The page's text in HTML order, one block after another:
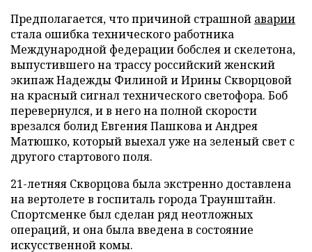
Предполагается, что причиной страшной аварии
стала ошибка технического работника
Международной федерации бобслея и скелетона,
выпустившего на трассу российский женский
экипаж Надежды Филиной и Ирины Скворцовой
на красный сигнал технического светофора. Боб
перевернулся, и в него на полной скорости
врезался болид Евгения Пашкова и Андрея
Матюшко, который выехал уже на зеленый свет с
другого стартового поля.
21-летняя Скворцова была экстренно доставлена
на вертолете в госпиталь города Траунштайн.
Спортсменке был сделан ряд неотложных
операций, и она была введена в состояние
искусственной комы.